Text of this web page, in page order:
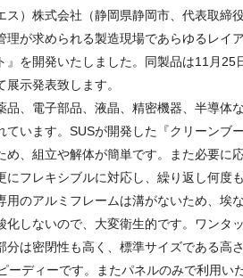
ス）株式会社（静岡県静岡市、代表取締
理が求められる製造現場であらゆるレイ
』を開発いたしました。同製品は11月
展示発表致します。
品、電子部品、液晶、精密機器、半導体
ています。SUSが開発した『クリーンブ
め、組立や解体が簡単です。また必要に
にフレキシブルに対応し、繰り返し何度
用のアルミフレームは溝がないため、埃
化しないので、大変衛生的です。ワンタ
分は密閉性も高く、標準サイズである
ーディーです。またパネルのみで利用